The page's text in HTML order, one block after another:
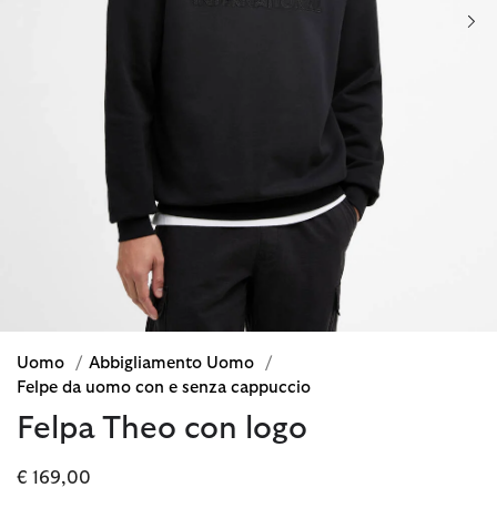
Uomo / Abbigliamento Uomo
/
Felpe da uomo con e senza cappuccio
Felpa Theo con logo
€ 169,00